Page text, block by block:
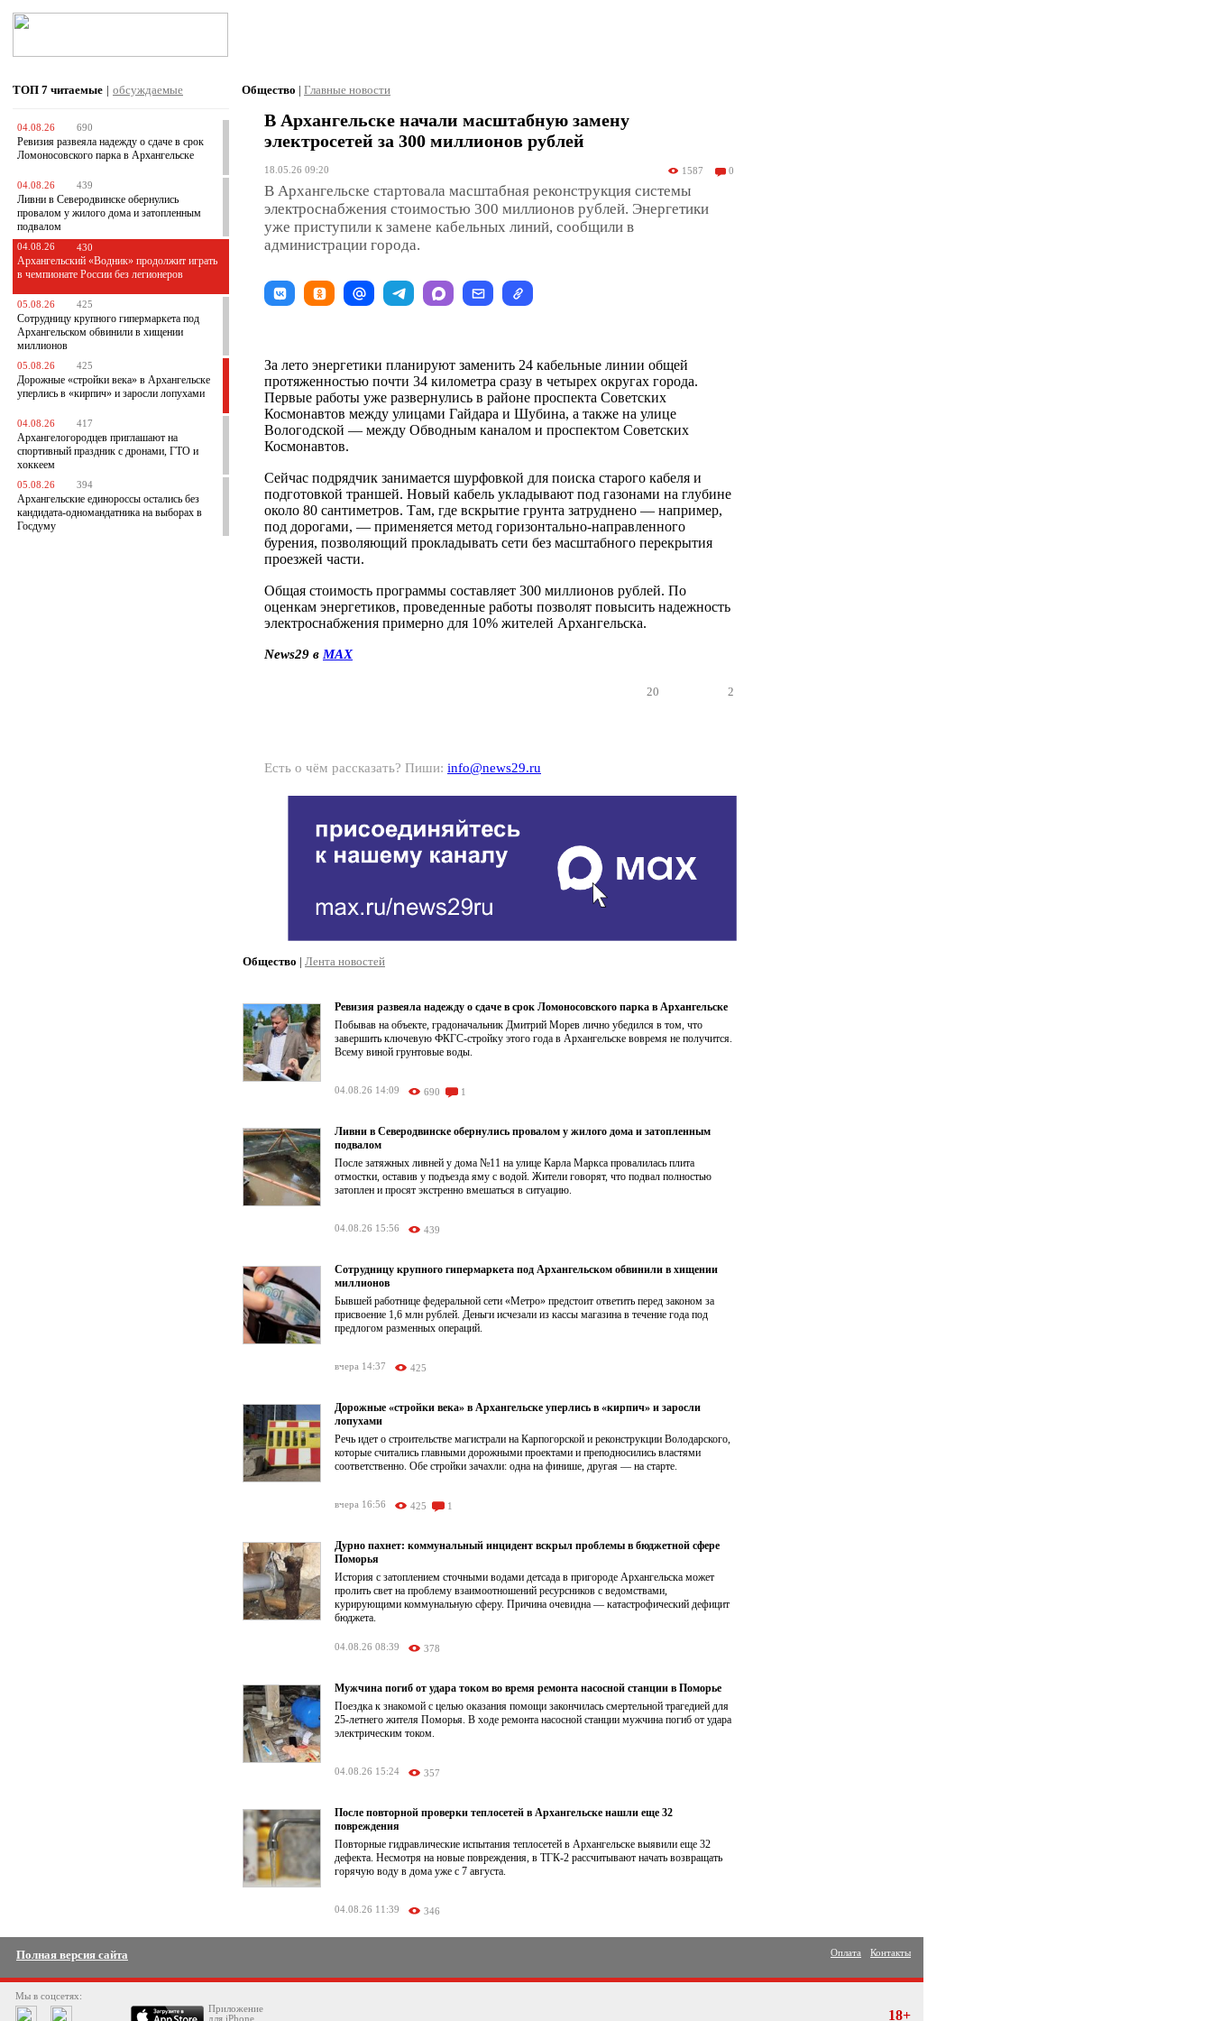
ТОП 7 читаемые | обсуждаемые
04.08.26 690
Ревизия развеяла надежду о сдаче в срок
Ломоносовского парка в Архангельске
04.08.26 439
Ливни в Северодвинске обернулись
провалом у жилого дома и затопленным
подвалом
04.08.26 430
Архангельский «Водник» продолжит играть
в чемпионате России без легионеров
05.08.26 425
Сотрудницу крупного гипермаркета под
Архангельском обвинили в хищении
миллионов
05.08.26 425
Дорожные «стройки века» в Архангельске
уперлись в «кирпич» и заросли лопухами
04.08.26 417
Архангелогородцев приглашают на
спортивный праздник с дронами, ГТО и
хоккеем
05.08.26 394
Архангельские единороссы остались без
кандидата-одномандатника на выборах в
Госдуму
Общество | Главные новости
В Архангельске начали масштабную замену
электросетей за 300 миллионов рублей
18.05.26 09:20 1587 0
В Архангельске стартовала масштабная реконструкция системы
электроснабжения стоимостью 300 миллионов рублей. Энергетики
уже приступили к замене кабельных линий, сообщили в
администрации города.
За лето энергетики планируют заменить 24 кабельные линии общей
протяженностью почти 34 километра сразу в четырех округах города.
Первые работы уже развернулись в районе проспекта Советских
Космонавтов между улицами Гайдара и Шубина, а также на улице
Вологодской — между Обводным каналом и проспектом Советских
Космонавтов.
Сейчас подрядчик занимается шурфовкой для поиска старого кабеля и
подготовкой траншей. Новый кабель укладывают под газонами на глубине
около 80 сантиметров. Там, где вскрытие грунта затруднено — например,
под дорогами, — применяется метод горизонтально-направленного
бурения, позволяющий прокладывать сети без масштабного перекрытия
проезжей части.
Общая стоимость программы составляет 300 миллионов рублей. По
оценкам энергетиков, проведенные работы позволят повысить надежность
электроснабжения примерно для 10% жителей Архангельска.
News29 в MAX
20 2
Есть о чём рассказать? Пиши: info@news29.ru
Общество | Лента новостей
Ревизия развеяла надежду о сдаче в срок Ломоносовского парка в Архангельске
Побывав на объекте, градоначальник Дмитрий Морев лично убедился в том, что
завершить ключевую ФКГС-стройку этого года в Архангельске вовремя не получится.
Всему виной грунтовые воды.
04.08.26 14:09 690 1
Ливни в Северодвинске обернулись провалом у жилого дома и затопленным
подвалом
После затяжных ливней у дома №11 на улице Карла Маркса провалилась плита
отмостки, оставив у подъезда яму с водой. Жители говорят, что подвал полностью
затоплен и просят экстренно вмешаться в ситуацию.
04.08.26 15:56 439
Сотрудницу крупного гипермаркета под Архангельском обвинили в хищении
миллионов
Бывшей работнице федеральной сети «Метро» предстоит ответить перед законом за
присвоение 1,6 млн рублей. Деньги исчезали из кассы магазина в течение года под
предлогом разменных операций.
вчера 14:37 425
Дорожные «стройки века» в Архангельске уперлись в «кирпич» и заросли
лопухами
Речь идет о строительстве магистрали на Карпогорской и реконструкции Володарского,
которые считались главными дорожными проектами и преподносились властями
соответственно. Обе стройки зачахли: одна на финише, другая — на старте.
вчера 16:56 425 1
Дурно пахнет: коммунальный инцидент вскрыл проблемы в бюджетной сфере
Поморья
История с затоплением сточными водами детсада в пригороде Архангельска может
пролить свет на проблему взаимоотношений ресурсников с ведомствами,
курирующими коммунальную сферу. Причина очевидна — катастрофический дефицит
бюджета.
04.08.26 08:39 378
Мужчина погиб от удара током во время ремонта насосной станции в Поморье
Поездка к знакомой с целью оказания помощи закончилась смертельной трагедией для
25-летнего жителя Поморья. В ходе ремонта насосной станции мужчина погиб от удара
электрическим током.
04.08.26 15:24 357
После повторной проверки теплосетей в Архангельске нашли еще 32
повреждения
Повторные гидравлические испытания теплосетей в Архангельске выявили еще 32
дефекта. Несмотря на новые повреждения, в ТГК-2 рассчитывают начать возвращать
горячую воду в дома уже с 7 августа.
04.08.26 11:39 346
Полная версия сайта Оплата Контакты
Мы в соцсетях:
Приложение
для iPhone
18+